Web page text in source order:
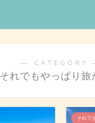
― CATEGORY
それでもやっぱり旅
それで